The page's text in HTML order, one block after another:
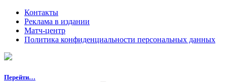
Контакты
Реклама в издании
Матч-центр
Политика конфиденциальности персональных данных
Перейти…